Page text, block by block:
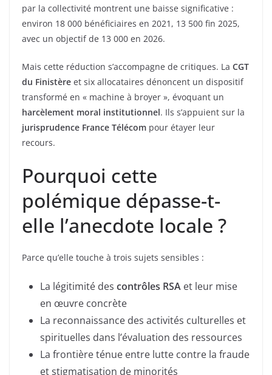
par la collectivité montrent une baisse significative :
environ 18 000 bénéficiaires en 2021, 13 500 fin 2025,
avec un objectif de 13 000 en 2026.
Mais cette réduction s’accompagne de critiques. La CGT
du Finistère et six allocataires dénoncent un dispositif
transformé en « machine à broyer », évoquant un
harcèlement moral institutionnel. Ils s’appuient sur la
jurisprudence France Télécom pour étayer leur
recours.
Pourquoi cette
polémique dépasse-t-
elle l’anecdote locale ?
Parce qu’elle touche à trois sujets sensibles :
La légitimité des contrôles RSA et leur mise
en œuvre concrète
La reconnaissance des activités culturelles et
spirituelles dans l’évaluation des ressources
La frontière ténue entre lutte contre la fraude
et stigmatisation de minorités